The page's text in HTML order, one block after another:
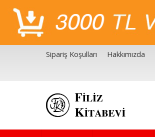
Sipariş Koşulları Hakkımızda